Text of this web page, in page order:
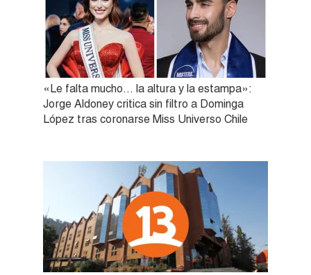
«Le falta mucho… la altura y la estampa»:
Jorge Aldoney critica sin filtro a Dominga
López tras coronarse Miss Universo Chile